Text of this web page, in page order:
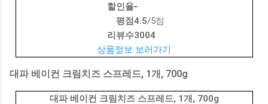
할인율-
평점4.5/5점
리뷰수3004
상품정보 보러가기
대파 베이컨 크림치즈 스프레드, 1개, 700g
대파 베이컨 크림치즈 스프레드, 1개, 700g